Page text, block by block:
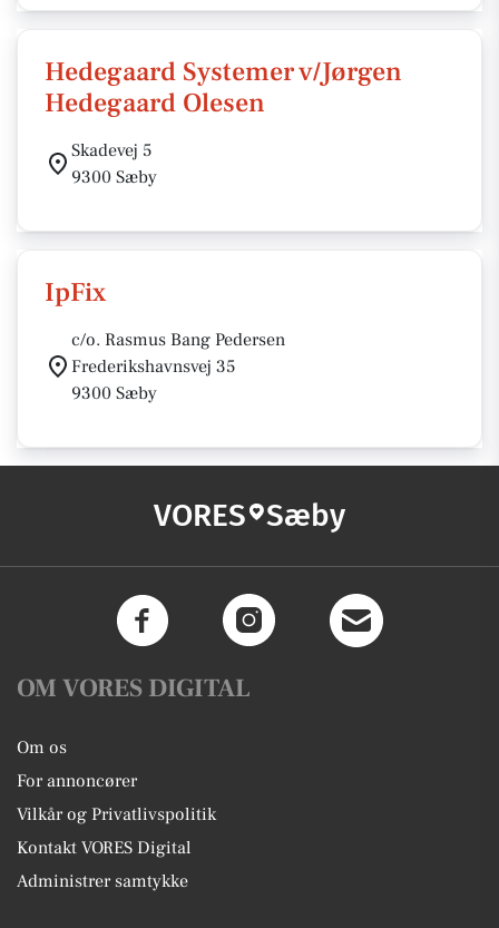
Hedegaard Systemer v/Jørgen
Hedegaard Olesen
Skadevej 5
9300 Sæby
IpFix
c/o. Rasmus Bang Pedersen
Frederikshavnsvej 35
9300 Sæby
VORES Sæby
OM VORES DIGITAL
Om os
For annoncører
Vilkår og Privatlivspolitik
Kontakt VORES Digital
Administrer samtykke